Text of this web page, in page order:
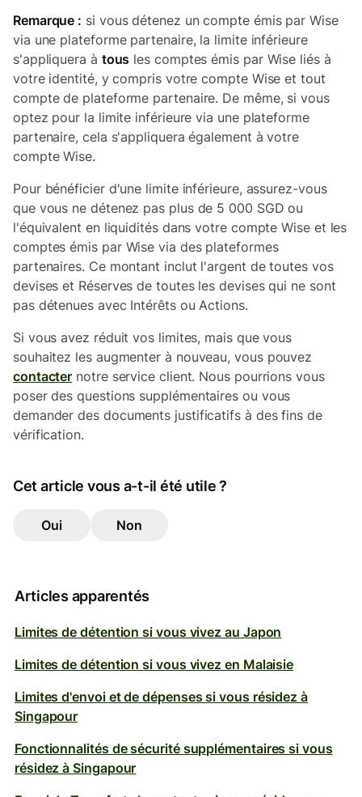
Remarque : si vous détenez un compte émis par Wise
via une plateforme partenaire, la limite inférieure
s'appliquera à tous les comptes émis par Wise liés à
votre identité, y compris votre compte Wise et tout
compte de plateforme partenaire. De même, si vous
optez pour la limite inférieure via une plateforme
partenaire, cela s'appliquera également à votre
compte Wise.
Pour bénéficier d'une limite inférieure, assurez-vous
que vous ne détenez pas plus de 5 000 SGD ou
l'équivalent en liquidités dans votre compte Wise et les
comptes émis par Wise via des plateformes
partenaires. Ce montant inclut l'argent de toutes vos
devises et Réserves de toutes les devises qui ne sont
pas détenues avec Intérêts ou Actions.
Si vous avez réduit vos limites, mais que vous
souhaitez les augmenter à nouveau, vous pouvez
contacter notre service client. Nous pourrions vous
poser des questions supplémentaires ou vous
demander des documents justificatifs à des fins de
vérification.
Cet article vous a-t-il été utile ?
Oui Non
Articles apparentés
Limites de détention si vous vivez au Japon
Limites de détention si vous vivez en Malaisie
Limites d'envoi et de dépenses si vous résidez à
Singapour
Fonctionnalités de sécurité supplémentaires si vous
résidez à Singapour